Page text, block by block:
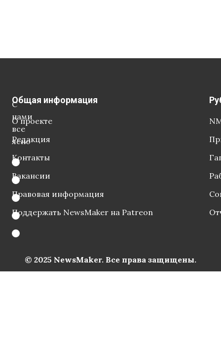
С
нами
все
ясно
Общая информация
О проекте
Редакция
Контакты
Вакансии
Правовая информация
Поддержать NewsMaker на Patreon
© 2025 NewsMaker. Все права защищены.